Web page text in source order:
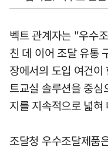
벡트 관계자는 "우수
친 데 이어 조달 유통
장에서의 도입 여건
트교실 솔루션을 중
지를 지속적으로 넓
조달청 우수조달제품